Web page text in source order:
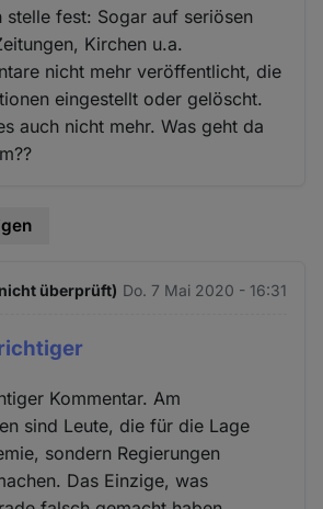
stelle fest: Sogar auf seriösen
Kirchen u.a.
nicht mehr veröffentlicht, die
eingestellt oder gelöscht.
auch nicht mehr. Was geht da
überprüft) Do. 7 Mai 2020 - 16:31
Kommentar. Am
sind Leute, die für die Lage
sondern Regierungen
Das Einzige, was